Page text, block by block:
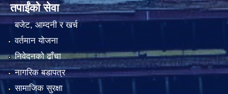
तपाईंको सेवा
बजेट, आम्दनी र खर्च
वर्तमान योजना
निवेदनको ढाँचा
नागरिक बडापत्र
सामाजिक सुरक्षा